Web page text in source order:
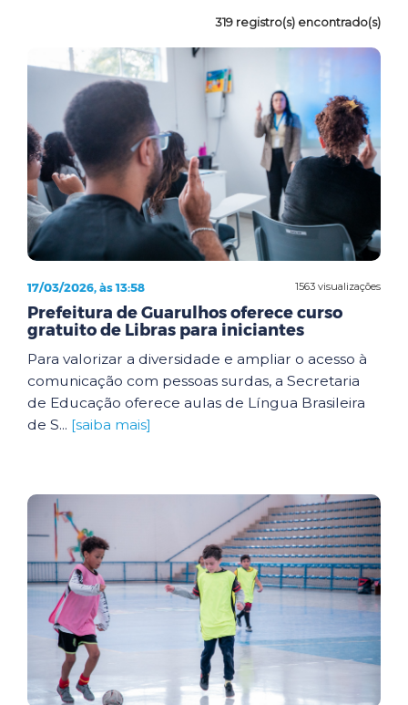
319 registro(s) encontrado(s)
1563 visualizações
17/03/2026, às 13:58
Prefeitura de Guarulhos oferece curso
gratuito de Libras para iniciantes
Para valorizar a diversidade e ampliar o acesso à
comunicação com pessoas surdas, a Secretaria
de Educação oferece aulas de Língua Brasileira
de S... [saiba mais]